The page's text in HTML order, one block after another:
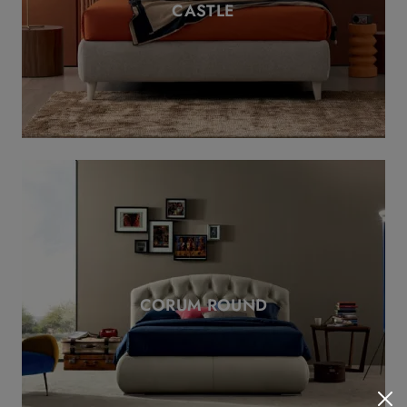
CASTLE
CORUM ROUND